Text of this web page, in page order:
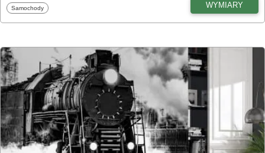
Fototapety
Samochody WYMIARY